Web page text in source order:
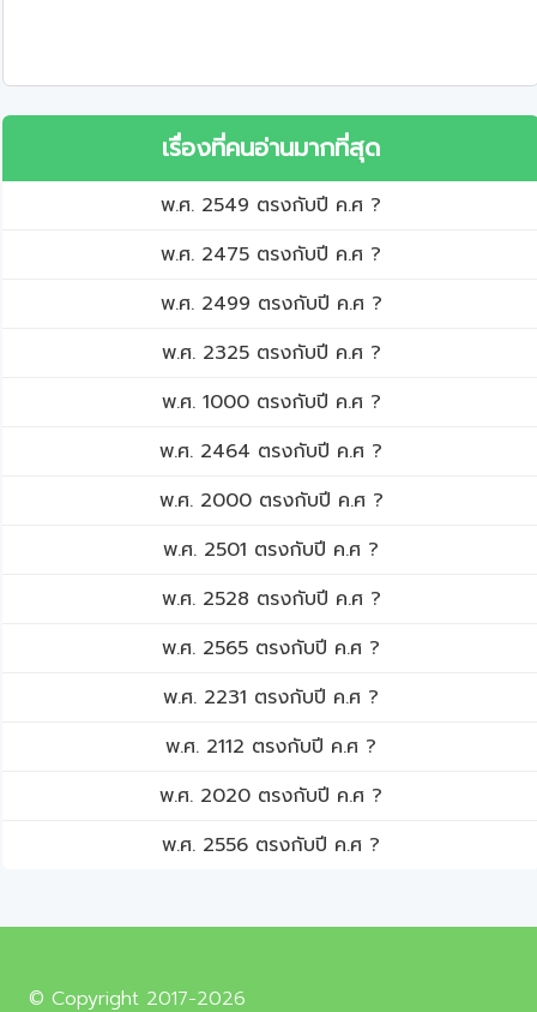
เรื่องที่คนอ่านมากที่สุด
พ.ศ. 2549 ตรงกับปี ค.ศ ?
พ.ศ. 2475 ตรงกับปี ค.ศ ?
พ.ศ. 2499 ตรงกับปี ค.ศ ?
พ.ศ. 2325 ตรงกับปี ค.ศ ?
พ.ศ. 1000 ตรงกับปี ค.ศ ?
พ.ศ. 2464 ตรงกับปี ค.ศ ?
พ.ศ. 2000 ตรงกับปี ค.ศ ?
พ.ศ. 2501 ตรงกับปี ค.ศ ?
พ.ศ. 2528 ตรงกับปี ค.ศ ?
พ.ศ. 2565 ตรงกับปี ค.ศ ?
พ.ศ. 2231 ตรงกับปี ค.ศ ?
พ.ศ. 2112 ตรงกับปี ค.ศ ?
พ.ศ. 2020 ตรงกับปี ค.ศ ?
พ.ศ. 2556 ตรงกับปี ค.ศ ?
© Copyright 2017-2026